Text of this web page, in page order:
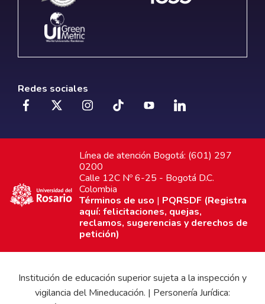
Redes sociales
Línea de atención Bogotá: (601) 297
0200
Calle 12C Nº 6-25 - Bogotá D.C.
Colombia
Términos de uso | PQRSDF (Registra
aquí: felicitaciones, quejas,
reclamos, sugerencias y derechos de
petición)
Institución de educación superior sujeta a la inspección y
vigilancia del Mineducación. | Personería Jurídica: